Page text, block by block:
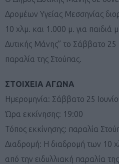
Δρομέων Υγείας Μεσσηνίας
10 χλμ. και 1.000 μ. για παιδιά
Δυτικής Μάνης” το Σάββατο 25
παραλία της Στούπας.
ΣΤΟΙΧΕΙΑ ΑΓΩΝΑ
Ημερομηνία: Σάββατο 25
Ώρα εκκίνησης: 19:00
Τόπος εκκίνησης: παραλία
Διαδρομή: Η διαδρομή των 10
από την ειδυλλιακή παραλία